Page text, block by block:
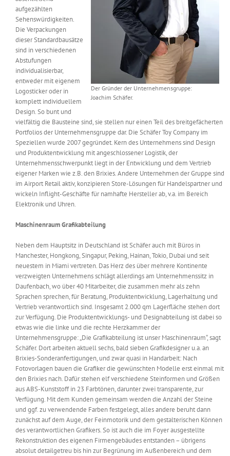
Der Gründer der Unternehmensgruppe:
Joachim Schäfer.
aufgezählten
Sehenswürdigkeiten.
Die Verpackungen
dieser Standardbausätze
sind in verschiedenen
Abstufungen
individualisierbar,
entweder mit eigenem
Logosticker oder in
komplett individuellem
Design. So bunt und
vielfältig die Bausteine sind, sie stellen nur einen Teil des breitgefächerten
Portfolios der Unternehmensgruppe dar. Die Schäfer Toy Company im
Speziellen wurde 2007 gegründet. Kern des Unternehmens sind Design
und Produktentwicklung mit angeschlossener Logistik, der
Unternehmensschwerpunkt liegt in der Entwicklung und dem Vertrieb
eigener Marken wie z.B. den Brixies. Andere Unternehmen der Gruppe sind
im Airport Retail aktiv, konzipieren Store-Lösungen für Handelspartner und
wickeln Inflight-Geschäfte für namhafte Hersteller ab, v.a. im Bereich
Elektronik und Uhren.
Maschinenraum Grafikabteilung
Neben dem Hauptsitz in Deutschland ist Schäfer auch mit Büros in
Manchester, Hongkong, Singapur, Peking, Hainan, Tokio, Dubai und seit
neuestem in Miami vertreten. Das Herz des über mehrere Kontinente
verzweigten Unternehmens schlägt allerdings am Unternehmenssitz in
Daufenbach, wo über 40 Mitarbeiter, die zusammen mehr als zehn
Sprachen sprechen, für Beratung, Produktentwicklung, Lagerhaltung und
Vertrieb verantwortlich sind. Insgesamt 2.000 qm Lagerfläche stehen dort
zur Verfügung. Die Produktentwicklungs- und Designabteilung ist dabei so
etwas wie die linke und die rechte Herzkammer der
Unternehmensgruppe: „Die Grafikabteilung ist unser Maschinenraum“, sagt
Schäfer. Dort arbeiten aktuell sechs, bald sieben Grafikdesigner u.a. an
Brixies-Sonderanfertigungen, und zwar quasi in Handarbeit: Nach
Fotovorlagen bauen die Grafiker die gewünschten Modelle erst einmal mit
den Brixies nach. Dafür stehen elf verschiedene Steinformen und Größen
aus ABS-Kunststoff in 23 Farbtönen, darunter zwei transparente, zur
Verfügung. Mit dem Kunden gemeinsam werden die Anzahl der Steine
und ggf. zu verwendende Farben festgelegt, alles andere beruht dann
zunächst auf dem Auge, der Feinmotorik und dem gestalterischen Können
des verantwortlichen Grafikers. So ist auch die im Foyer ausgestellte
Rekonstruktion des eigenen Firmengebäudes entstanden – übrigens
absolut detailgetreu bis hin zur Begrünung im Außenbereich und dem